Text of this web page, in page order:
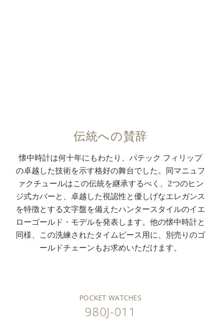
伝統への賛辞
懐中時計は何十年にもわたり、パテック フィリップ
の卓越した技術を示す格好の舞台でした。同マニュフ
ァクチュールはこの伝統を継承するべく、2つのヒン
ジ式カバーと、卓越した視認性と優しげなエレガンス
を特徴とする文字盤を備えたハンタースタイルのイエ
ローゴールド・モデルを発表します。他の懐中時計と
同様、この洗練されたタイムピース用に、別売りのゴ
ールドチェーンもお求めいただけます。
POCKET WATCHES
980J-011